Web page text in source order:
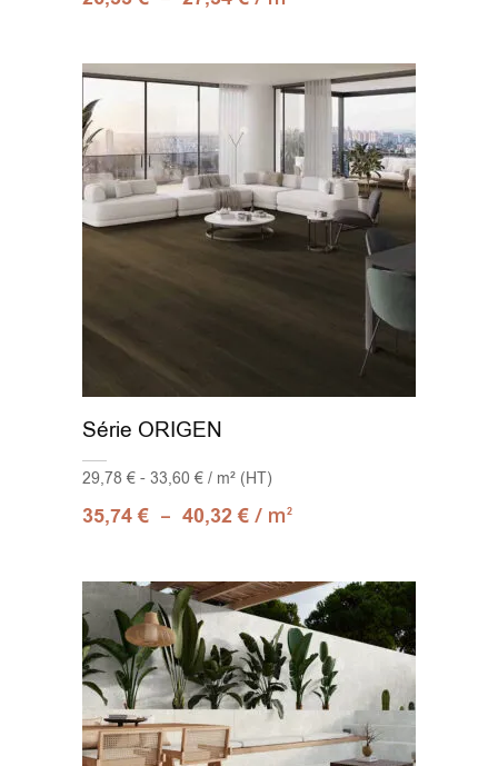
Série ORIGEN
29,78 € - 33,60 € / m² (HT)
35,74€ – 40,32€ / m2